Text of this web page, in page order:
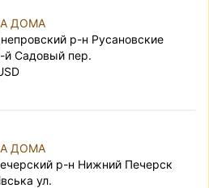
ДОМА
р-н Русановские
й Садовый пер.
ДОМА
р-н Нижний Печерск
ул.